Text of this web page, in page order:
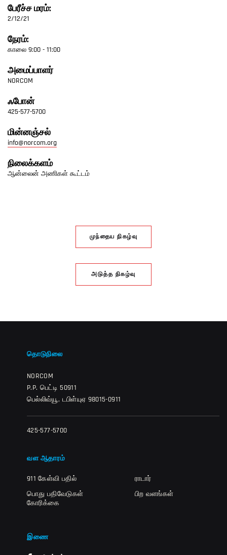
பேரீச்ச மரம்:
2/12/21
நேரம்:
காலை 9:00 - 11:00
அமைப்பாளர்
NORCOM
ஃபோன்
425-577-5700
மின்னஞ்சல்
info@norcom.org
நிலைக்களம்
ஆன்லைன் அணிகள் கூட்டம்
முந்தைய நிகழ்வு
அடுத்த நிகழ்வு
தொடுநிலை
NORCOM
P.P. பெட்டி 50911
பெல்லிவ்யூ, டபிள்யுஏ 98015-0911
425-577-5700
வள ஆதாரம்
911 கேள்வி பதில்
பொது பதிவேடுகள்
கோரிக்கை
ராடார்
பிற வளங்கள்
இணை